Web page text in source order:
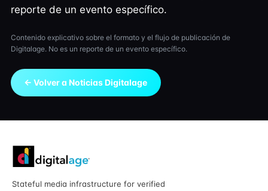
reporte de un evento específico.
Contenido explicativo sobre el formato y el flujo de publicación de
Digitalage. No es un reporte de un evento específico.
← Volver a Noticias Digitalage
Stateful media infrastructure for verified